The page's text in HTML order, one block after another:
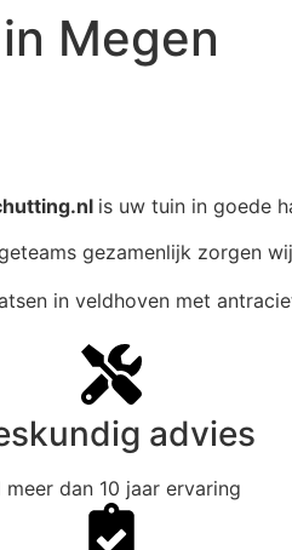
Megen
is uw tuin in goede
gezamenlijk zorgen
advies
meer dan 10 jaar ervaring